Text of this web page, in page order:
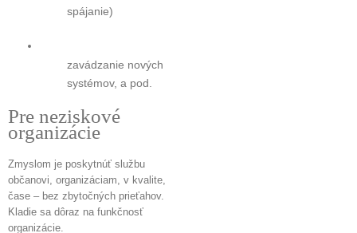
spájanie)
zavádzanie nových
systémov, a pod.
Pre neziskové
organizácie
Zmyslom je poskytnúť službu
občanovi, organizáciam, v kvalite,
čase – bez zbytočných prieťahov.
Kladie sa dôraz na funkčnosť
organizácie.